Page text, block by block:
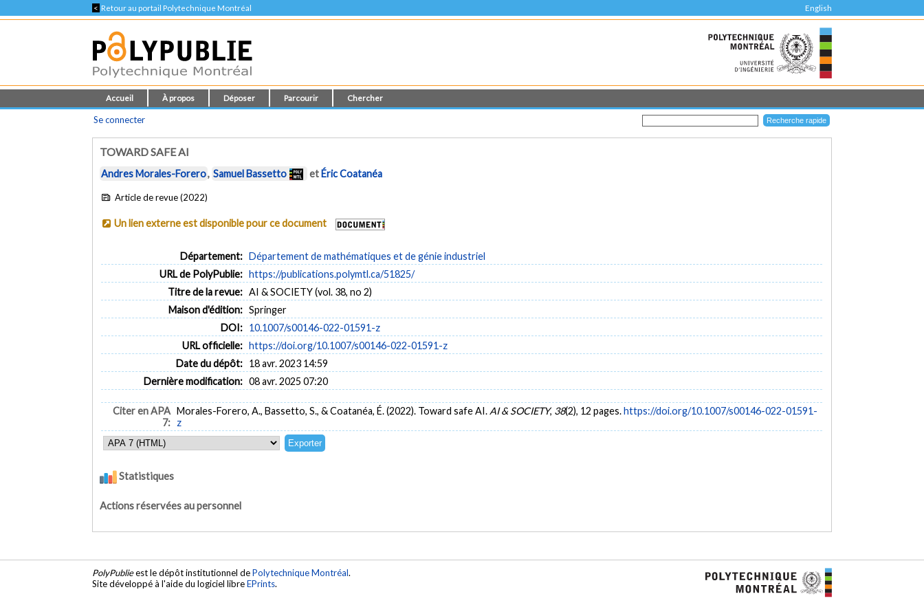
< Retour au portail Polytechnique Montréal English
Accueil À propos Déposer Parcourir Chercher
Se connecter
TOWARD SAFE AI
Andres Morales-Forero, Samuel Bassetto etÉric Coatanéa
Article de revue (2022)
Un lien externe est disponible pour ce document
Département: Département de mathématiques et de génie industriel
URL de PolyPublie: https://publications.polymtl.ca/51825/
Titre de la revue: AI & SOCIETY (vol. 38, no 2)
Maison d'édition: Springer
DOI: 10.1007/s00146-022-01591-z
URL officielle: https://doi.org/10.1007/s00146-022-01591-z
Date du dépôt: 18 avr. 2023 14:59
Dernière modification: 08 avr. 2025 07:20
Citer en APA
7:
Morales-Forero, A., Bassetto, S., & Coatanéa, É. (2022). Toward safe AI. AI & SOCIETY, 38(2), 12 pages.https://doi.org/10.1007/s00146-022-01591-
z
Statistiques
Actions réservées au personnel
PolyPublieest le dépôt institutionnel dePolytechnique Montréal.
Site développé à l'aide du logiciel libreEPrints.